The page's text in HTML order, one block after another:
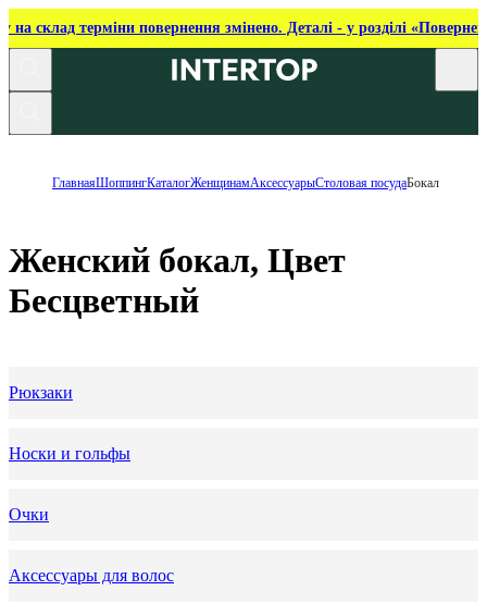
на склад терміни повернення змінено. Деталі - у розділі
ГлавнаяШоппингКаталогЖенщинамАксессуарыСтоловая посудаБокал
Женский бокал, Цвет
Бесцветный
Рюкзаки
Носки и гольфы
Очки
Аксессуары для волос